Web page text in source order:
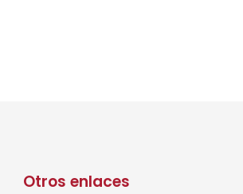
Otros enlaces